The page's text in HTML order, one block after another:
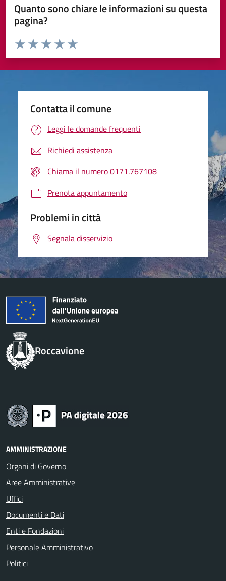
Quanto sono chiare le informazioni su questa
pagina?
Valuta da 1 a 5 stelle la pagina
Valuta 5 stelle su 5
Valuta 4 stelle su 5
Valuta 3 stelle su 5
Valuta 2 stelle su 5
Valuta 1 stelle su 5
Contatta il comune
Leggi le domande frequenti
Richiedi assistenza
Chiama il numero 0171.767108
Prenota appuntamento
Problemi in città
Segnala disservizio
Roccavione
AMMINISTRAZIONE
Organi di Governo
Aree Amministrative
Uffici
Documenti e Dati
Enti e Fondazioni
Personale Amministrativo
Politici